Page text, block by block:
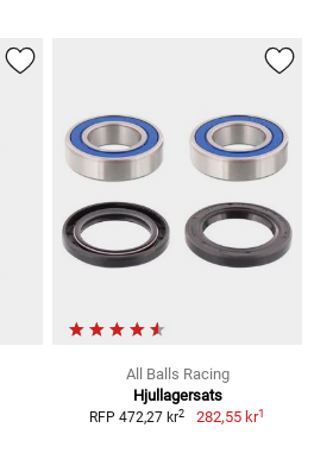
All Balls Racing
Hjullagersats
RFP 472,27 kr2 282,55 kr1